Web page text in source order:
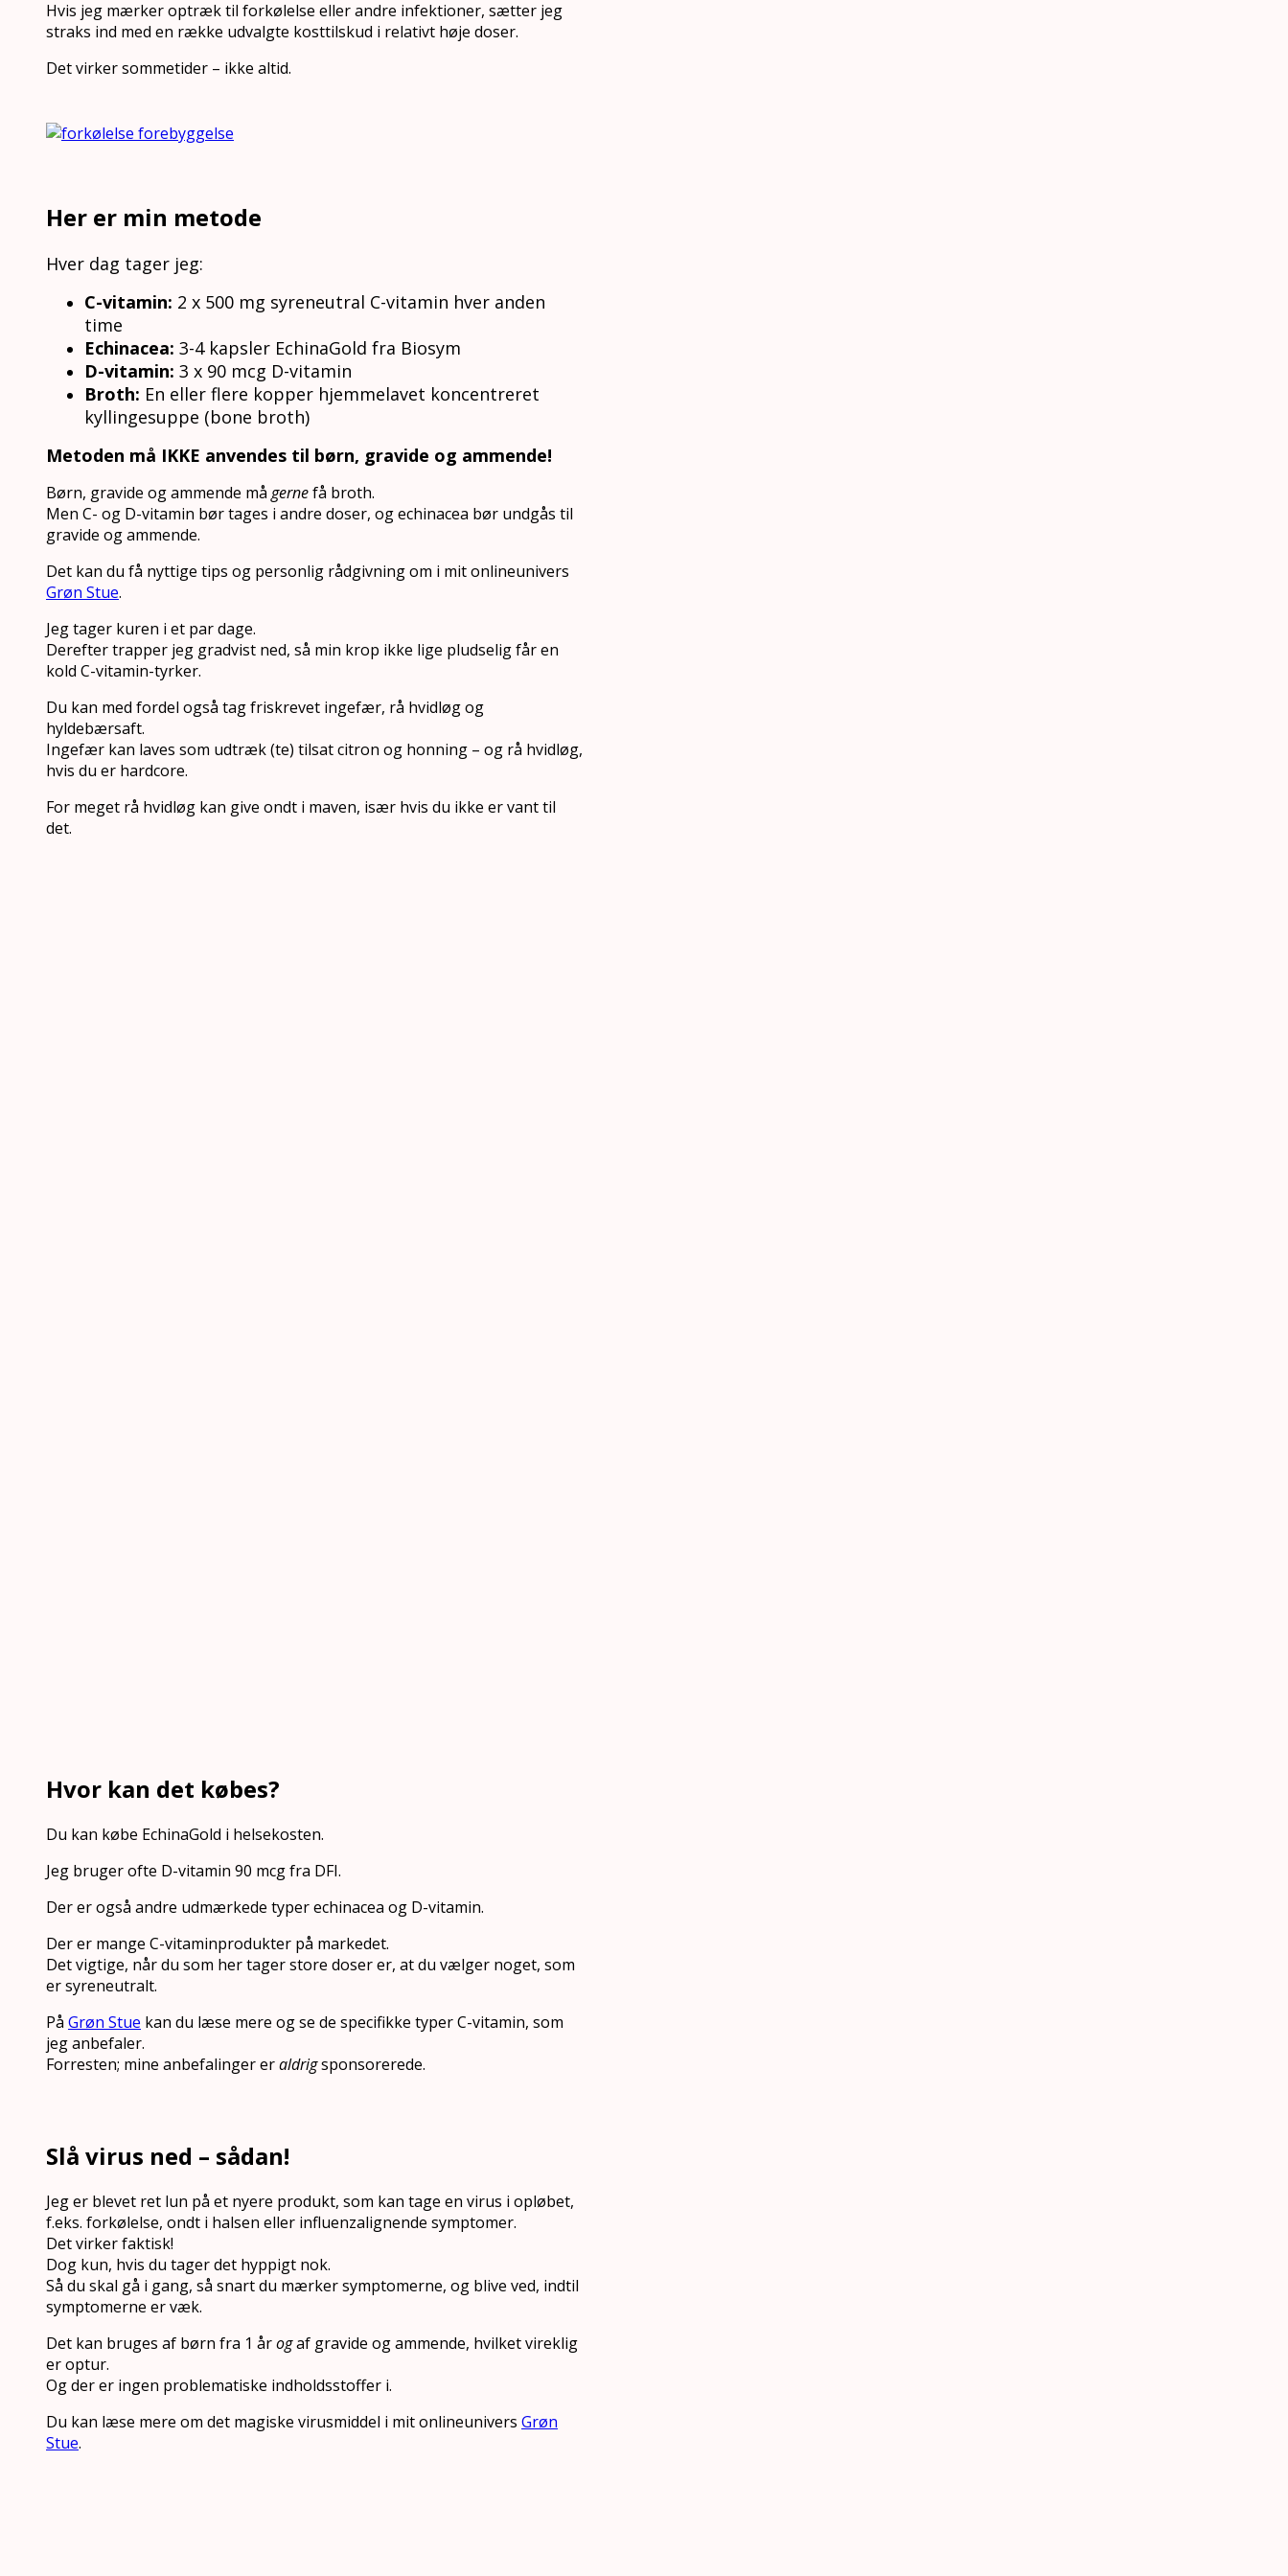
Hvis jeg mærker optræk til forkølelse eller andre infektioner, sætter jeg
straks ind med en række udvalgte kosttilskud i relativt høje doser.
Det virker sommetider – ikke altid.
Her er min metode
Hver dag tager jeg:
C-vitamin: 2 x 500 mg syreneutral C-vitamin hver anden
time
Echinacea: 3-4 kapsler EchinaGold fra Biosym
D-vitamin: 3 x 90 mcg D-vitamin
Broth: En eller flere kopper hjemmelavet koncentreret
kyllingesuppe (bone broth)
Metoden må IKKE anvendes til børn, gravide og ammende!
Børn, gravide og ammende må gernefå broth.
Men C- og D-vitamin bør tages i andre doser, og echinacea bør undgås til
gravide og ammende.
Det kan du få nyttige tips og personlig rådgivning om i mit onlineunivers
Grøn Stue.
Jeg tager kuren i et par dage.
Derefter trapper jeg gradvist ned, så min krop ikke lige pludselig får en
kold C-vitamin-tyrker.
Du kan med fordel også tag friskrevet ingefær, rå hvidløg og
hyldebærsaft.
Ingefær kan laves som udtræk (te) tilsat citron og honning – og rå hvidløg,
hvis du er hardcore.
For meget rå hvidløg kan give ondt i maven, især hvis du ikke er vant til
det.
Hvor kan det købes?
Du kan købe EchinaGold i helsekosten.
Jeg bruger ofte D-vitamin 90 mcg fra DFI.
Der er også andre udmærkede typer echinacea og D-vitamin.
Der er mange C-vitaminprodukter på markedet.
Det vigtige, når du som her tager store doser er, at du vælger noget, som
er syreneutralt.
På Grøn Stue kan du læse mere og se de specifikke typer C-vitamin, som
jeg anbefaler.
Forresten; mine anbefalinger eraldrigsponsorerede.
Slå virus ned – sådan!
Jeg er blevet ret lun på et nyere produkt, som kan tage en virus i opløbet,
f.eks. forkølelse, ondt i halsen eller influenzalignende symptomer.
Det virker faktisk!
Dog kun, hvis du tager det hyppigt nok.
Så du skal gå i gang, så snart du mærker symptomerne, og blive ved, indtil
symptomerne er væk.
Det kan bruges af børn fra 1 årogaf gravide og ammende, hvilket vireklig
er optur.
Og der er ingen problematiske indholdsstoffer i.
Du kan læse mere om det magiske virusmiddel i mit onlineunivers Grøn
Stue.